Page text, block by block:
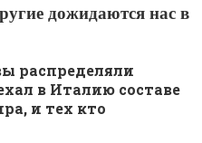
дожидаются нас в
распределяли
в Италию составе
и тех кто